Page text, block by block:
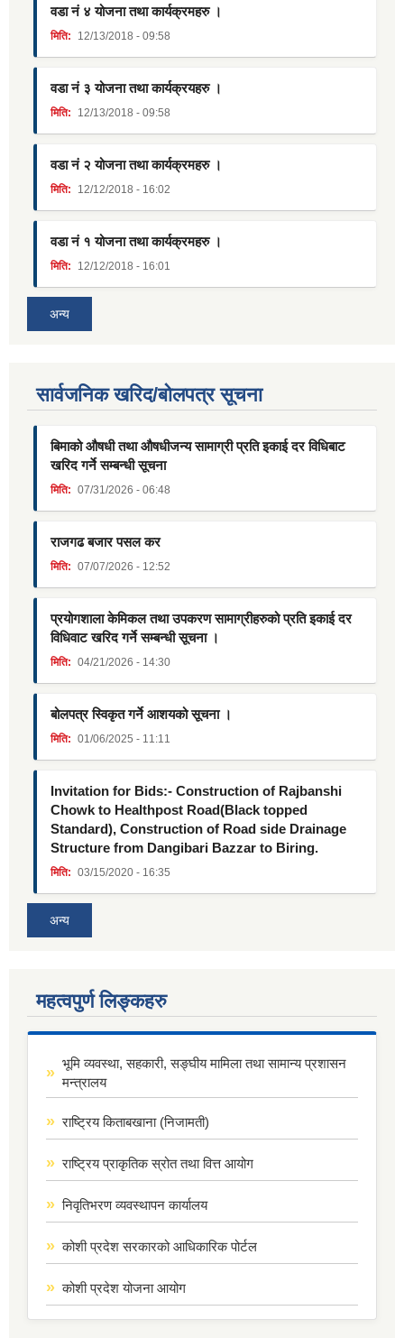
वडा नं ४ योजना तथा कार्यक्रमहरु ।
मिति: 12/13/2018 - 09:58
वडा नं ३ योजना तथा कार्यक्रयहरु ।
मिति: 12/13/2018 - 09:58
वडा नं २ योजना तथा कार्यक्रमहरु ।
मिति: 12/12/2018 - 16:02
वडा नं १ योजना तथा कार्यक्रमहरु ।
मिति: 12/12/2018 - 16:01
अन्य
सार्वजनिक खरिद/बोलपत्र सूचना
बिमाको औषधी तथा औषधीजन्य सामाग्री प्रति इकाई दर विधिबाट
खरिद गर्ने सम्बन्धी सूचना
मिति: 07/31/2026 - 06:48
राजगढ बजार पसल कर
मिति: 07/07/2026 - 12:52
प्रयोगशाला केमिकल तथा उपकरण सामाग्रीहरुको प्रति इकाई दर
विधिवाट खरिद गर्ने सम्बन्धी सूचना ।
मिति: 04/21/2026 - 14:30
बोलपत्र स्विकृत गर्ने आशयको सूचना ।
मिति: 01/06/2025 - 11:11
Invitation for Bids:- Construction of Rajbanshi
Chowk to Healthpost Road(Black topped
Standard), Construction of Road side Drainage
Structure from Dangibari Bazzar to Biring.
मिति: 03/15/2020 - 16:35
अन्य
महत्वपुर्ण लिङ्कहरु
भूमि व्यवस्था, सहकारी, सङ्घीय मामिला तथा सामान्य प्रशासन
मन्त्रालय
राष्ट्रिय किताबखाना (निजामती)
राष्ट्रिय प्राकृतिक स्रोत तथा वित्त आयोग
निवृतिभरण व्यवस्थापन कार्यालय
कोशी प्रदेश सरकारको आधिकारिक पोर्टल
कोशी प्रदेश योजना आयोग